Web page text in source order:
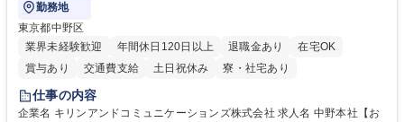
勤務地
東京都中野区
業界未経験歓迎
年間休日120日以上 退職金あり
在宅OK
賞与あり
交通費支給 土日祝休み 寮・社宅あり
仕事の内容
企業名 キリンアンドコミュニケーションズ株式会社 求人名 中野本社【お